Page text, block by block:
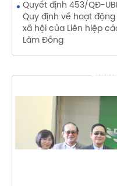
Quyết định 453/QĐ-
Quy định về hoạt
xã hội của Liên hiệp
Lâm Đồng
THƯ